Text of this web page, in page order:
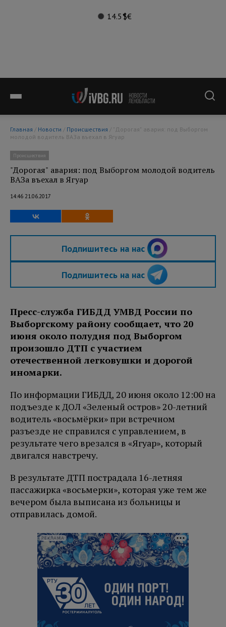
14.5°$€
Главная / Новости / Происшествия
молодой водитель ВАЗа въехал в Ягуар
Происшествия
"Дорогая" авария: под Выборгом молодой водитель
ВАЗа въехал в Ягуар
14:46 21.06.2017
Подпишитесь на нас
Подпишитесь на нас
Пресс-служба ГИБДД УМВД России по
Выборгскому району сообщает, что 20
июня около полудня под Выборгом
произошло ДТП с участием
отечественной легковушки и дорогой
иномарки.
По информации ГИБДД, 20 июня около 12:00 на
подъезде к ДОЛ «Зеленый остров» 20-летний
водитель «восьмёрки» при встречном
разъезде не справился с управлением, в
результате чего врезался в «Ягуар», который
двигался навстречу.
В результате ДТП пострадала 16-летняя
пассажирка «восьмерки», которая уже тем же
вечером была выписана из больницы и
отправилась домой.
РЕКЛАМА